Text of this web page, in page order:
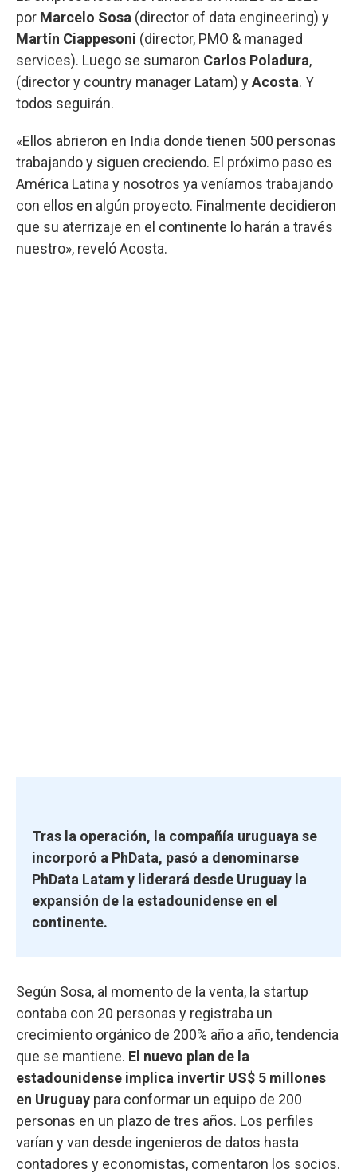
por Marcelo Sosa (director of data engineering) y
Martín Ciappesoni (director, PMO & managed
services). Luego se sumaron Carlos Poladura,
(director y country manager Latam) yAcosta. Y
todos seguirán.
«Ellos abrieron en India donde tienen 500 personas
trabajando y siguen creciendo. El próximo paso es
América Latina y nosotros ya veníamos trabajando
con ellos en algún proyecto. Finalmente decidieron
que su aterrizaje en el continente lo harán a través
nuestro», reveló Acosta.
Tras la operación, la compañía uruguaya se
incorporó a PhData, pasó a denominarse
PhData Latam y liderará desde Uruguay la
expansión de la estadounidense en el
continente.
Según Sosa, al momento de la venta, la startup
contaba con 20 personas y registraba un
crecimiento orgánico de 200% año a año, tendencia
que se mantiene. El nuevo plan de la
estadounidense implica invertir US$ 5 millones
en Uruguay para conformar un equipo de 200
personas en un plazo de tres años. Los perfiles
varían y van desde ingenieros de datos hasta
contadores y economistas, comentaron los socios.